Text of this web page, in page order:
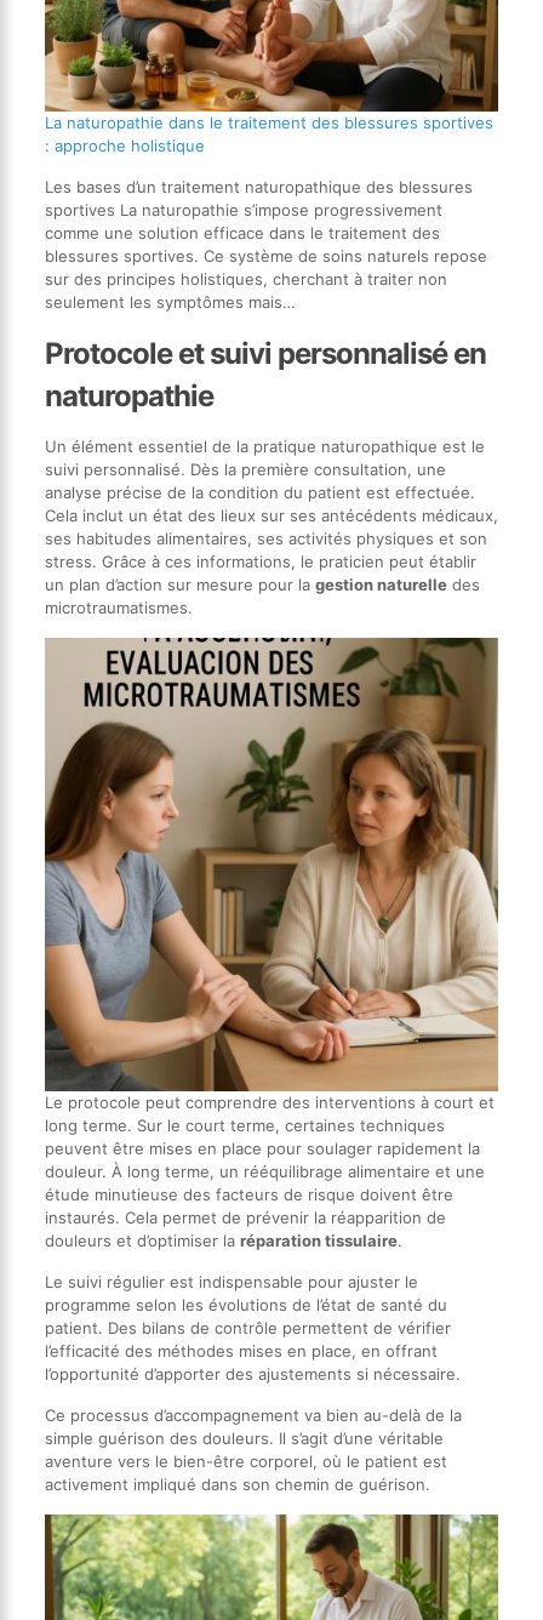
La naturopathie dans le traitement des blessures sportives
: approche holistique
Les bases d’un traitement naturopathique des blessures
sportives La naturopathie s’impose progressivement
comme une solution efficace dans le traitement des
blessures sportives. Ce système de soins naturels repose
sur des principes holistiques, cherchant à traiter non
seulement les symptômes mais…
Protocole et suivi personnalisé en
naturopathie
Un élément essentiel de la pratique naturopathique est le
suivi personnalisé. Dès la première consultation, une
analyse précise de la condition du patient est effectuée.
Cela inclut un état des lieux sur ses antécédents médicaux,
ses habitudes alimentaires, ses activités physiques et son
stress. Grâce à ces informations, le praticien peut établir
un plan d’action sur mesure pour la gestion naturelledes
microtraumatismes.
Le protocole peut comprendre des interventions à court et
long terme. Sur le court terme, certaines techniques
peuvent être mises en place pour soulager rapidement la
douleur. À long terme, un rééquilibrage alimentaire et une
étude minutieuse des facteurs de risque doivent être
instaurés. Cela permet de prévenir la réapparition de
douleurs et d’optimiser la réparation tissulaire.
Le suivi régulier est indispensable pour ajuster le
programme selon les évolutions de l’état de santé du
patient. Des bilans de contrôle permettent de vérifier
l’efficacité des méthodes mises en place, en offrant
l’opportunité d’apporter des ajustements si nécessaire.
Ce processus d’accompagnement va bien au-delà de la
simple guérison des douleurs. Il s’agit d’une véritable
aventure vers le bien-être corporel, où le patient est
activement impliqué dans son chemin de guérison.